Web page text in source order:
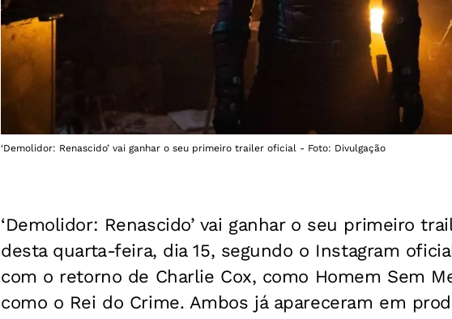
‘Demolidor: Renascido’ vai ganhar o seu primeiro trailer oficial - Foto: Divulgação
‘Demolidor: Renascido’ vai ganhar o seu primeiro
desta quarta-feira, dia 15, segundo o Instagram
com o retorno de Charlie Cox, como Homem Sem
como o Rei do Crime. Ambos já apareceram em